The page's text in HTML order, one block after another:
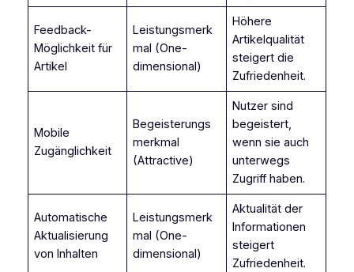
Feedback-
Möglichkeit für
Artikel
Leistungsmerk
mal (One-
dimensional)
Höhere
Artikelqualität
steigert die
Zufriedenheit.
Mobile
Zugänglichkeit
Begeisterungs
merkmal
(Attractive)
Nutzer sind
begeistert,
wenn sie auch
unterwegs
Zugriff haben.
Automatische
Aktualisierung
von Inhalten
Leistungsmerk
mal (One-
dimensional)
Aktualität der
Informationen
steigert
Zufriedenheit.